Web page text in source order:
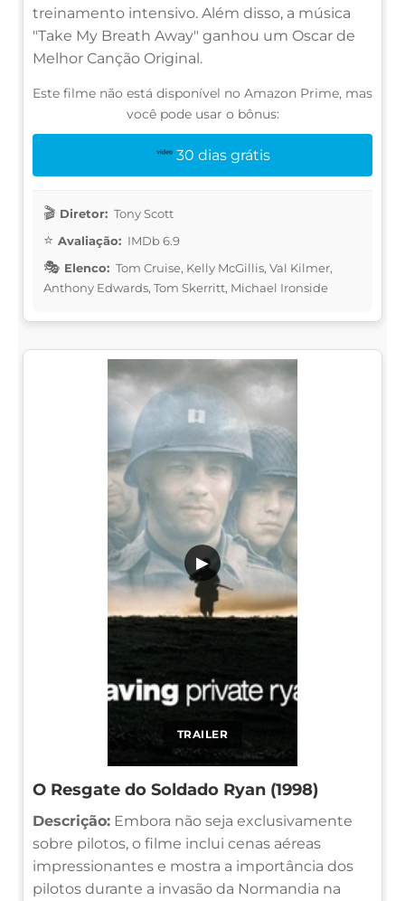
treinamento intensivo. Além disso, a música
"Take My Breath Away" ganhou um Oscar de
Melhor Canção Original.
Este filme não está disponível no Amazon Prime, mas
você pode usar o bônus:
30 dias grátis
Diretor: Tony Scott
Avaliação: IMDb 6.9
Elenco: Tom Cruise, Kelly McGillis, Val Kilmer,
Anthony Edwards, Tom Skerritt, Michael Ironside
TRAILER
▶
O Resgate do Soldado Ryan (1998)
Descrição: Embora não seja exclusivamente
sobre pilotos, o filme inclui cenas aéreas
impressionantes e mostra a importância dos
pilotos durante a invasão da Normandia na